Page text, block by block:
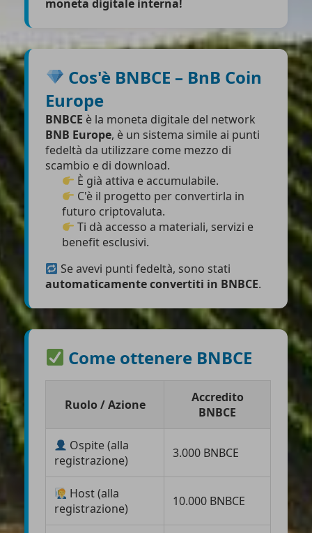
moneta digitale interna!
Cos'è BNBCE – BnB Coin
Europe
BNBCE è la moneta digitale del network
BNB Europe, è un sistema simile ai punti
fedeltà da utilizzare come mezzo di
scambio e di download.
È già attiva e accumulabile.
C'è il progetto per convertirla in
futuro criptovaluta.
Ti dà accesso a materiali, servizi e
benefit esclusivi.
Se avevi punti fedeltà, sono stati
automaticamente convertiti in BNBCE.
Come ottenere BNBCE
Ruolo / Azione
Accredito
BNBCE
Ospite (alla
registrazione)
3.000 BNBCE
Host (alla
registrazione)
10.000 BNBCE